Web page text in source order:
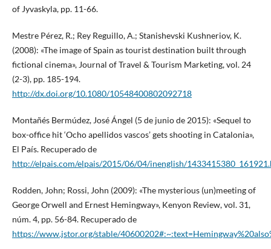
of Jyvaskyla, pp. 11-66.
Mestre Pérez, R.; Rey Reguillo, A.; Stanishevski Kushneriov, K.
(2008): «The image of Spain as tourist destination built through
fictional cinema», Journal of Travel & Tourism Marketing, vol. 24
(2-3), pp. 185-194.
http://dx.doi.org/10.1080/10548400802092718
Montañés Bermúdez, José Ángel (5 de junio de 2015): «Sequel to
box-office hit ‘Ocho apellidos vascos’ gets shooting in Catalonia»,
El País. Recuperado de
http://elpais.com/elpais/2015/06/04/inenglish/
Rodden, John; Rossi, John (2009): «The mysterious (un)meeting of
George Orwell and Ernest Hemingway», Kenyon Review, vol. 31,
núm. 4, pp. 56-84. Recuperado de
https://www.jstor.org/stable/